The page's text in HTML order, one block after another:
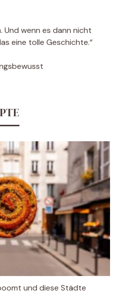
Und wenn es dann nicht
eine tolle Geschichte.“
und diese Städte